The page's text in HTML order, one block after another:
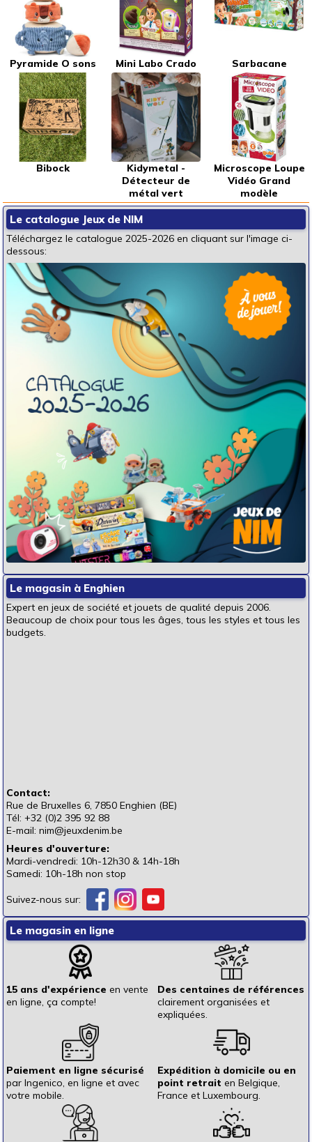
Pyramide O sons Mini Labo Crado Sarbacane
Bibock
Kidymetal -
Détecteur de
métal vert
Microscope Loupe
Vidéo Grand
modèle
Le catalogue Jeux de NIM
Téléchargez le catalogue 2025-2026 en cliquant sur l'image ci-
dessous:
Le magasin à Enghien
Expert en jeux de société et jouets de qualité depuis 2006.
Beaucoup de choix pour tous les âges, tous les styles et tous les
budgets.
Contact:
Rue de Bruxelles 6, 7850 Enghien (BE)
Tél: +32 (0)2 395 92 88
E-mail: nim@jeuxdenim.be
Heures d'ouverture:
Mardi-vendredi: 10h-12h30 & 14h-18h
Samedi: 10h-18h non stop
Suivez-nous sur:
Le magasin en ligne
15 ans d'expérience en vente
en ligne, ça compte!
Des centaines de références
clairement organisées et
expliquées.
Paiement en ligne sécurisé
par Ingenico, en ligne et avec
votre mobile.
Expédition à domicile ou en
point retrait en Belgique,
France et Luxembourg.